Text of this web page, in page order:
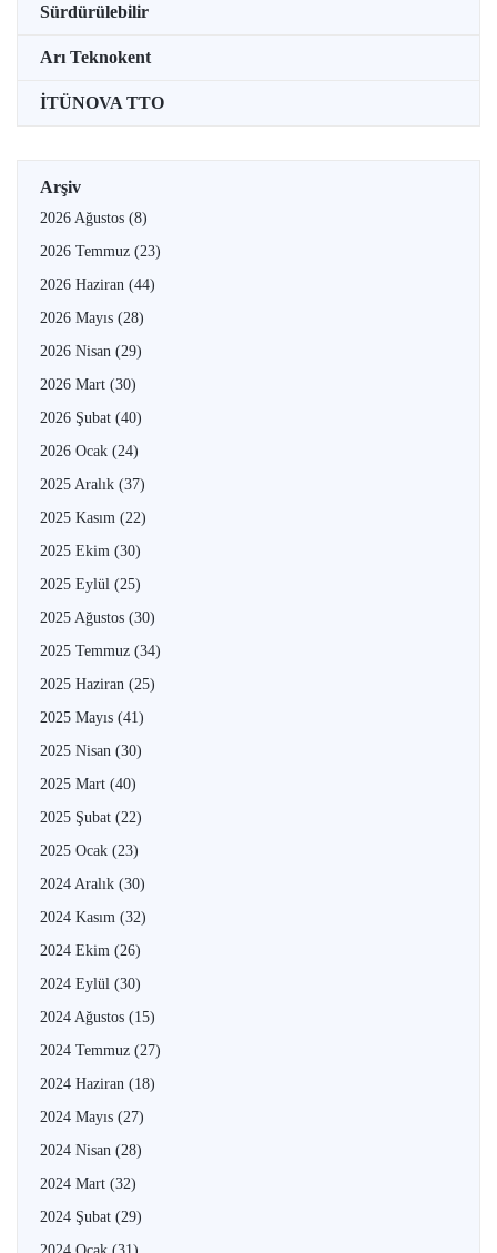
Sürdürülebilir
Arı Teknokent
İTÜNOVA TTO
Arşiv
2026 Ağustos (8)
2026 Temmuz (23)
2026 Haziran (44)
2026 Mayıs (28)
2026 Nisan (29)
2026 Mart (30)
2026 Şubat (40)
2026 Ocak (24)
2025 Aralık (37)
2025 Kasım (22)
2025 Ekim (30)
2025 Eylül (25)
2025 Ağustos (30)
2025 Temmuz (34)
2025 Haziran (25)
2025 Mayıs (41)
2025 Nisan (30)
2025 Mart (40)
2025 Şubat (22)
2025 Ocak (23)
2024 Aralık (30)
2024 Kasım (32)
2024 Ekim (26)
2024 Eylül (30)
2024 Ağustos (15)
2024 Temmuz (27)
2024 Haziran (18)
2024 Mayıs (27)
2024 Nisan (28)
2024 Mart (32)
2024 Şubat (29)